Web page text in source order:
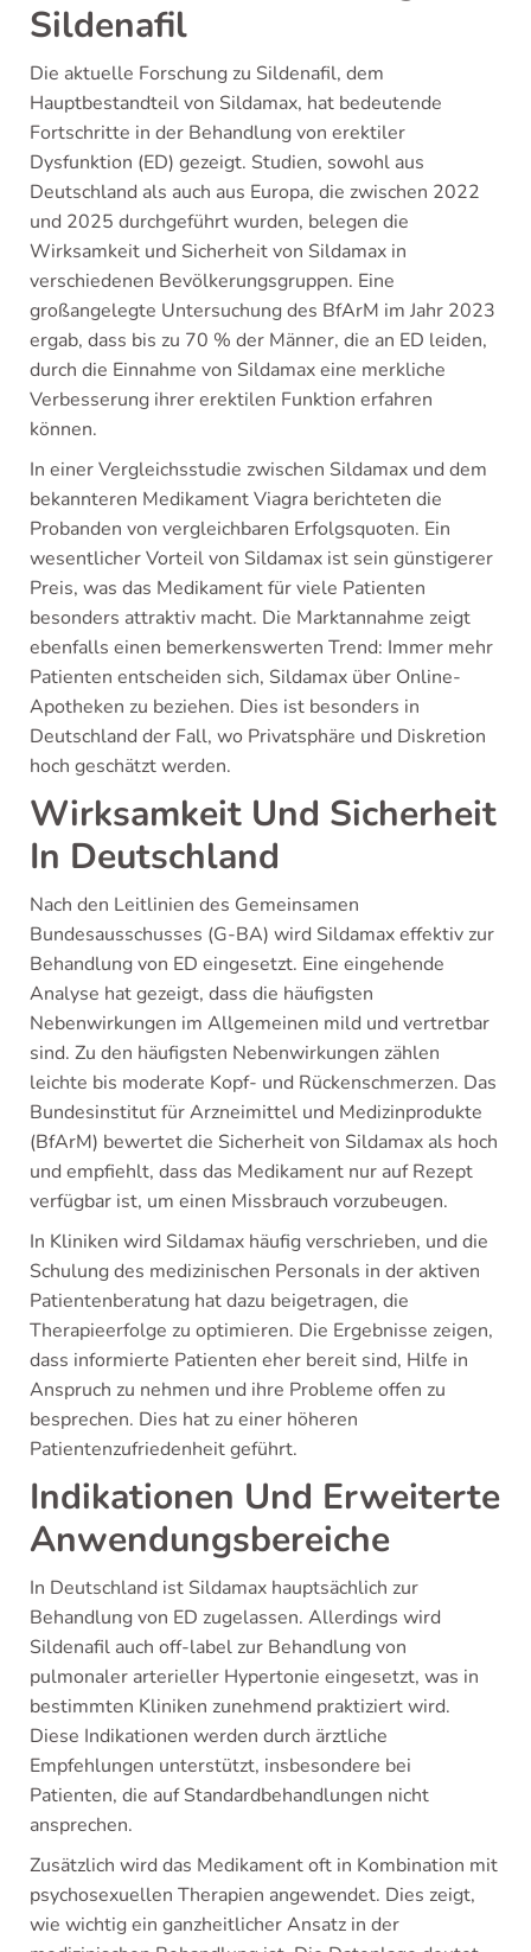
Sildenafil
Die aktuelle Forschung zu Sildenafil, dem
Hauptbestandteil von Sildamax, hat bedeutende
Fortschritte in der Behandlung von erektiler
Dysfunktion (ED) gezeigt. Studien, sowohl aus
Deutschland als auch aus Europa, die zwischen 2022
und 2025 durchgeführt wurden, belegen die
Wirksamkeit und Sicherheit von Sildamax in
verschiedenen Bevölkerungsgruppen. Eine
großangelegte Untersuchung des BfArM im Jahr 2023
ergab, dass bis zu 70 % der Männer, die an ED leiden,
durch die Einnahme von Sildamax eine merkliche
Verbesserung ihrer erektilen Funktion erfahren
können.
In einer Vergleichsstudie zwischen Sildamax und dem
bekannteren Medikament Viagra berichteten die
Probanden von vergleichbaren Erfolgsquoten. Ein
wesentlicher Vorteil von Sildamax ist sein günstigerer
Preis, was das Medikament für viele Patienten
besonders attraktiv macht. Die Marktannahme zeigt
ebenfalls einen bemerkenswerten Trend: Immer mehr
Patienten entscheiden sich, Sildamax über Online-
Apotheken zu beziehen. Dies ist besonders in
Deutschland der Fall, wo Privatsphäre und Diskretion
hoch geschätzt werden.
Wirksamkeit Und Sicherheit
In Deutschland
Nach den Leitlinien des Gemeinsamen
Bundesausschusses (G-BA) wird Sildamax effektiv zur
Behandlung von ED eingesetzt. Eine eingehende
Analyse hat gezeigt, dass die häufigsten
Nebenwirkungen im Allgemeinen mild und vertretbar
sind. Zu den häufigsten Nebenwirkungen zählen
leichte bis moderate Kopf- und Rückenschmerzen. Das
Bundesinstitut für Arzneimittel und Medizinprodukte
(BfArM) bewertet die Sicherheit von Sildamax als hoch
und empfiehlt, dass das Medikament nur auf Rezept
verfügbar ist, um einen Missbrauch vorzubeugen.
In Kliniken wird Sildamax häufig verschrieben, und die
Schulung des medizinischen Personals in der aktiven
Patientenberatung hat dazu beigetragen, die
Therapieerfolge zu optimieren. Die Ergebnisse zeigen,
dass informierte Patienten eher bereit sind, Hilfe in
Anspruch zu nehmen und ihre Probleme offen zu
besprechen. Dies hat zu einer höheren
Patientenzufriedenheit geführt.
Indikationen Und Erweiterte
Anwendungsbereiche
In Deutschland ist Sildamax hauptsächlich zur
Behandlung von ED zugelassen. Allerdings wird
Sildenafil auch off-label zur Behandlung von
pulmonaler arterieller Hypertonie eingesetzt, was in
bestimmten Kliniken zunehmend praktiziert wird.
Diese Indikationen werden durch ärztliche
Empfehlungen unterstützt, insbesondere bei
Patienten, die auf Standardbehandlungen nicht
ansprechen.
Zusätzlich wird das Medikament oft in Kombination mit
psychosexuellen Therapien angewendet. Dies zeigt,
wie wichtig ein ganzheitlicher Ansatz in der